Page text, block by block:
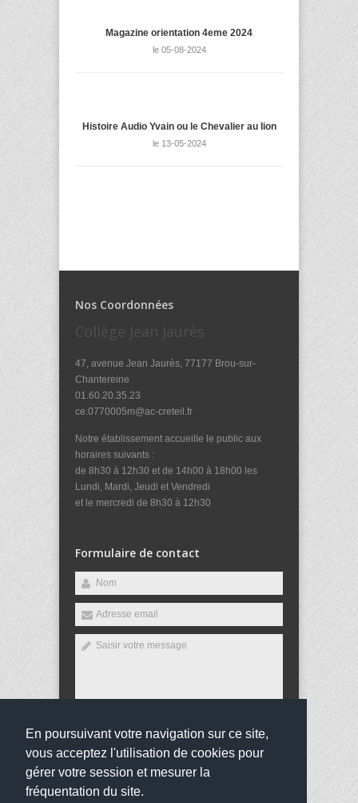
En poursuivant votre navigation sur ce site,
vous acceptez l'utilisation de cookies pour
gérer votre session et mesurer la
fréquentation du site.
Magazine orientation 4eme 2024
le 05-08-2024
Histoire Audio Yvain ou le Chevalier au lion
le 13-05-2024
Nos Coordonnées
Collège Jean Jaurès
47, avenue Jean Jaurès, 77177 Brou-sur-
Chantereine
01.60.20.35.23
ce.0770005m@ac-creteil.fr
Notre établissement accueille le public aux
horaires suivants :
de 8h30 à 12h30 et de 14h00 à 18h00 les
Lundi, Mardi, Jeudi et Vendredi
et le mercredi de 8h30 à 12h30
Formulaire de contact
Envoyer